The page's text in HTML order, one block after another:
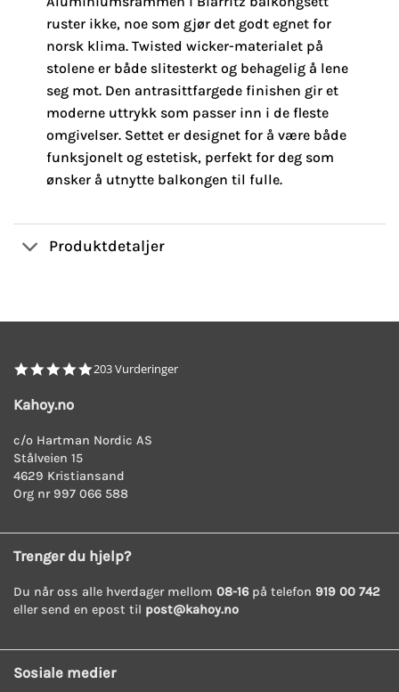
ruster ikke, noe som gjør det godt egnet for
norsk klima. Twisted wicker-materialet på
stolene er både slitesterkt og behagelig å lene
seg mot. Den antrasittfargede finishen gir et
moderne uttrykk som passer inn i de fleste
omgivelser. Settet er designet for å være både
funksjonelt og estetisk, perfekt for deg som
ønsker å utnytte balkongen til fulle.
Produktdetaljer
4.8
203 Vurderinger
Kahoy.no
c/o Hartman Nordic AS
Stålveien 15
4629 Kristiansand
Org nr 997 066 588
Trenger du hjelp?
Du når oss alle hverdager mellom 08-16på telefon 919 00 742
eller send en epost til post@kahoy.no
Sosiale medier